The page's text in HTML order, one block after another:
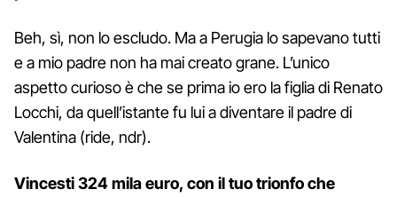
Beh, sì, non lo escludo. Ma a Perugia lo sapevano tutti
e a mio padre non ha mai creato grane. L’unico
aspetto curioso è che se prima io ero la figlia di Renato
Locchi, da quell’istante fu lui a diventare il padre di
Valentina (ride, ndr).
Vincesti 324 mila euro, con il tuo trionfo che